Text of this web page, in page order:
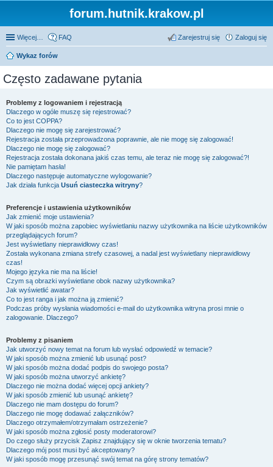
forum.hutnik.krakow.pl
Więcej… FAQ Zaloguj się
Zarejestruj się
Wykaz forów
Często zadawane pytania
Problemy z logowaniem i rejestracją
Dlaczego w ogóle muszę się rejestrować?
Co to jest COPPA?
Dlaczego nie mogę się zarejestrować?
Rejestracja została przeprowadzona poprawnie, ale nie mogę się zalogować!
Dlaczego nie mogę się zalogować?
Rejestracja została dokonana jakiś czas temu, ale teraz nie mogę się zalogować?!
Nie pamiętam hasła!
Dlaczego następuje automatyczne wylogowanie?
Jak działa funkcja Usuń ciasteczka witryny?
Preferencje i ustawienia użytkowników
Jak zmienić moje ustawienia?
W jaki sposób można zapobiec wyświetlaniu nazwy użytkownika na liście użytkowników
przeglądających forum?
Jest wyświetlany nieprawidłowy czas!
Została wykonana zmiana strefy czasowej, a nadal jest wyświetlany nieprawidłowy
czas!
Mojego języka nie ma na liście!
Czym są obrazki wyświetlane obok nazwy użytkownika?
Jak wyświetlić awatar?
Co to jest ranga i jak można ją zmienić?
Podczas próby wysłania wiadomości e-mail do użytkownika witryna prosi mnie o
zalogowanie. Dlaczego?
Problemy z pisaniem
Jak utworzyć nowy temat na forum lub wysłać odpowiedź w temacie?
W jaki sposób można zmienić lub usunąć post?
W jaki sposób można dodać podpis do swojego posta?
W jaki sposób można utworzyć ankietę?
Dlaczego nie można dodać więcej opcji ankiety?
W jaki sposób zmienić lub usunąć ankietę?
Dlaczego nie mam dostępu do forum?
Dlaczego nie mogę dodawać załączników?
Dlaczego otrzymałem/otrzymałam ostrzeżenie?
W jaki sposób można zgłosić posty moderatorowi?
Do czego służy przycisk Zapisz znajdujący się w oknie tworzenia tematu?
Dlaczego mój post musi być akceptowany?
W jaki sposób mogę przesunąć swój temat na górę strony tematów?